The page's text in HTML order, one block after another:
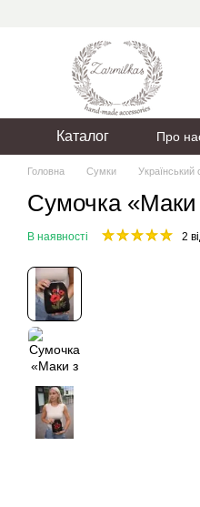
Каталог Про
Головна Сумки Український
Сумочка
В наявності 2